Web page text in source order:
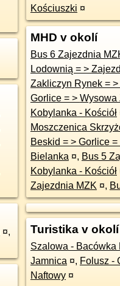
¤,
Kościuszki ¤
MHD v okolí
Lodownią =
Gorlice = >
Kobylanka - Kościół
Moszczenica
Bielanka ¤, Bus 5
Kobylanka - Kościół
Zajezdnia MZK ¤,
Turistika v okolí
Szalowa - Bacówka
Jamnica ¤, Folusz -
Naftowy ¤